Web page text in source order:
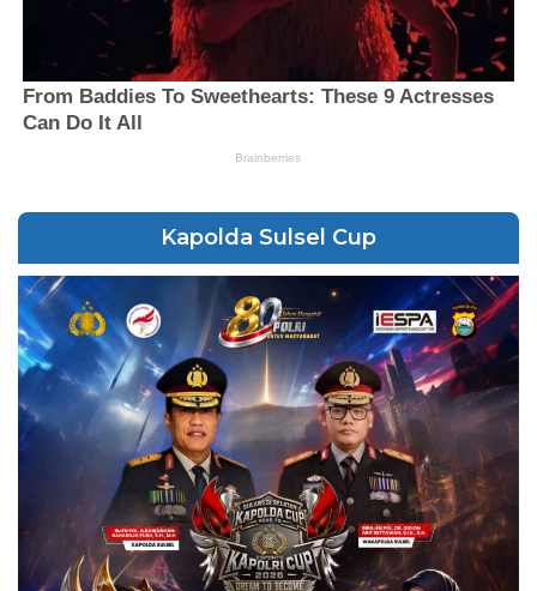
Kapolda Sulsel Cup